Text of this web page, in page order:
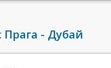
Прага - Дубай